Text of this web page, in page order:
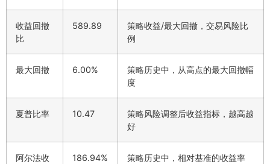
收益回撤
比
589.89
策略收益/最大回撤，交易风险比
例
最大回撤 6.00%
策略历史中，从高点的最大回撤幅
度
夏普比率 10.47
策略风险调整后收益指标，越高越
好
阿尔法收
186.94% 策略历史中，相对基准的收益率